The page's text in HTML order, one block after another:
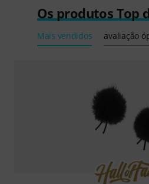
Os produtos Top
Mais vendidos avaliação